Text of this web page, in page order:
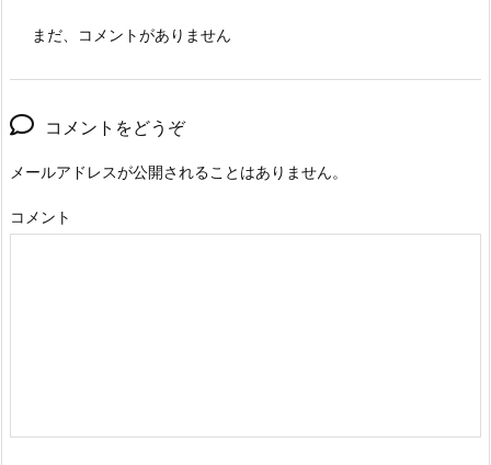
まだ、コメントがありません
コメントをどうぞ
メールアドレスが公開されることはありません。
コメント